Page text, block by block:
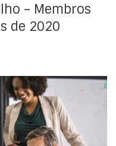
– Membros
de 2020